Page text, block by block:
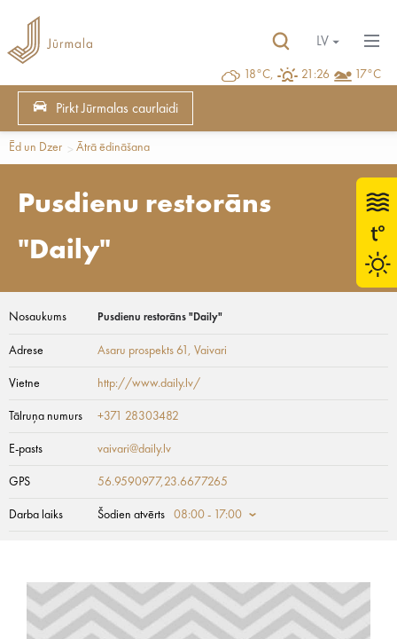
18°C, 21:26 17°C
LV
Pirkt Jūrmalas caurlaidi
Ēd un Dzer Ātrā ēdināšana
Pusdienu restorāns
"Daily"
Nosaukums Pusdienu restorāns "Daily"
Adrese Asaru prospekts 61 , Vaivari
Vietne http://www.daily.lv/
Tālruņa numurs +371 28303482
E-pasts vaivari@daily.lv
GPS 56.9590977,23.6677265
Darba laiks Šodien atvērts 08:00 - 17:00